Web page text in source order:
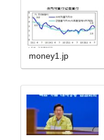
money1.jp